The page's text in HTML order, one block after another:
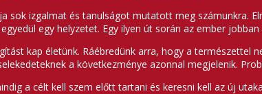
sok izgalmat és tanulságot mutatott meg számunkra.
egy helyzetet. Egy ilyen út során az ember
kap életünk. Ráébredünk arra, hogy a természettel
a következménye azonnal megjelenik.
a célt kell szem előtt tartani és keresni kell az új